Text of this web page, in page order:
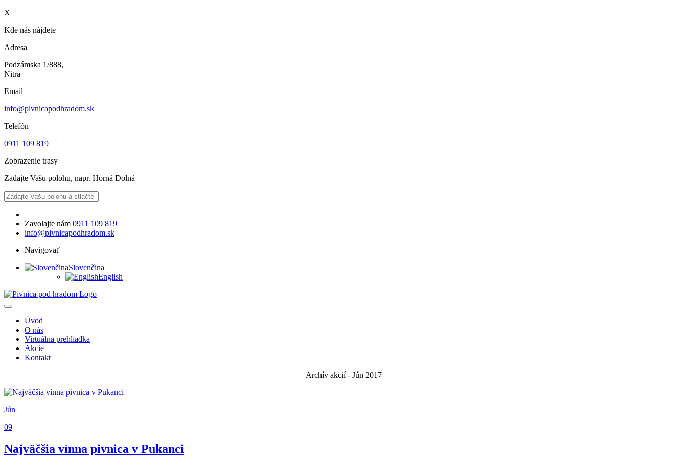
X
Kde nás nájdete
Adresa
Podzámska 1/888,
Nitra
Email
info@pivnicapodhradom.sk
Telefón
0911 109 819
Zobrazenie trasy
Zadajte Vašu polohu, napr. Horná Dolná
Zavolajte nám 0911 109 819
info@pivnicapodhradom.sk
Navigovať
Slovenčina
English
Úvod
O nás
Virtuálna prehliadka
Akcie
Kontakt
Archív akcií - Jún 2017
Jún
09
Najväčšia vínna pivnica v Pukanci